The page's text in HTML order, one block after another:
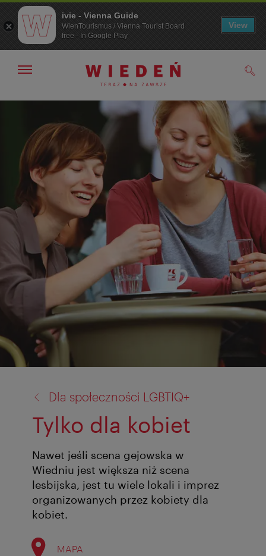
Przejdź
nawigacji
Przejdź
Pokaż/ukryj
Dla społeczności LGBTIQ+
Tylko dla kobiet
Nawet jeśli scena gejowska w
Wiedniu jest większa niż scena
lesbijska, jest tu wiele lokali i imprez
organizowanych przez kobiety dla
kobiet.
MAPA
ivie - Vienna Guide
WienTourismus / Vienna Tourist Board
free - In Google Play
View